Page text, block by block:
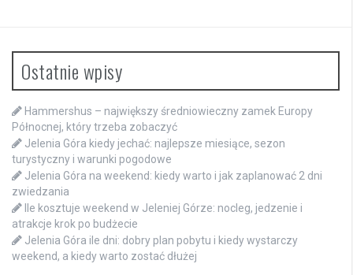
Ostatnie wpisy
Hammershus – największy średniowieczny zamek Europy
Północnej, który trzeba zobaczyć
Jelenia Góra kiedy jechać: najlepsze miesiące, sezon
turystyczny i warunki pogodowe
Jelenia Góra na weekend: kiedy warto i jak zaplanować 2 dni
zwiedzania
Ile kosztuje weekend w Jeleniej Górze: nocleg, jedzenie i
atrakcje krok po budżecie
Jelenia Góra ile dni: dobry plan pobytu i kiedy wystarczy
weekend, a kiedy warto zostać dłużej